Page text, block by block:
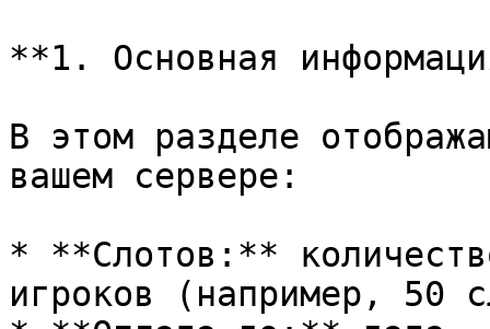
**1. Основная
В этом разделе
вашем сервере:
* **Слотов:**
игроков (например, 50